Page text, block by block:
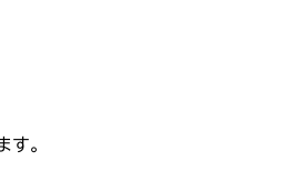
す。